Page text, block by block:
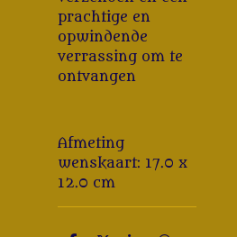
prachtige en
opwindende
verrassing om te
ontvangen
Afmeting
wenskaart: 17.0 x
12.0 cm